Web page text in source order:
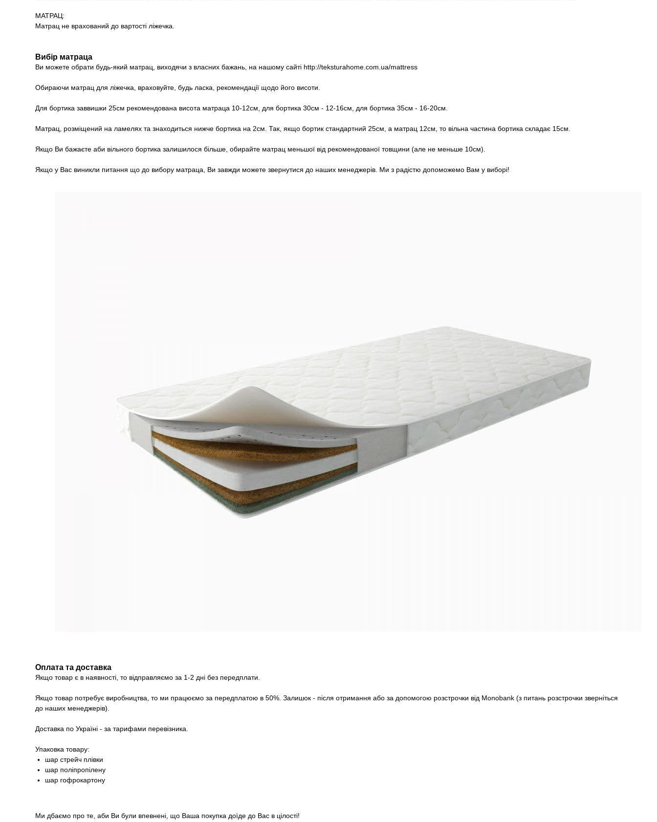
МАТРАЦ:
Матрац не врахований до вартості ліжечка.
Вибір матраца
Ви можете обрати будь-який матрац, виходячи з власних бажань, на нашому сайті http://teksturahome.com.ua/mattress
Обираючи матрац для ліжечка, враховуйте, будь ласка, рекомендації щодо його висоти.
Для бортика заввишки 25см рекомендована висота матраца 10-12см, для бортика 30см - 12-16см, для бортика 35см - 16-20см.
Матрац, розміщений на ламелях та знаходиться нижче бортика на 2см. Так, якщо бортик стандартний 25см, а матрац 12см, то вільна частина бортика складає 15см.
Якщо Ви бажаєте аби вільного бортика залишилося більше, обирайте матрац меньшої від рекомендованої товщини (але не меньше 10см).
Якщо у Вас виникли питання що до вибору матраца, Ви завжди можете звернутися до наших менеджерів. Ми з радістю допоможемо Вам у виборі!
Оплата та доставка
Якщо товар є в наявності, то відправляємо за 1-2 дні без передплати.
Якщо товар потребує виробництва, то ми працюємо за передплатою в 50%. Залишок - після отримання або за допомогою розстрочки від Monobank (з питань розстрочки зверніться
до наших менеджерів).
Доставка по Україні - за тарифами перевізника.
Упаковка товару:
шар стрейч плівки
шар поліпропілену
шар гофрокартону
Ми дбаємо про те, аби Ви були впевнені, що Ваша покупка доїде до Вас в цілості!